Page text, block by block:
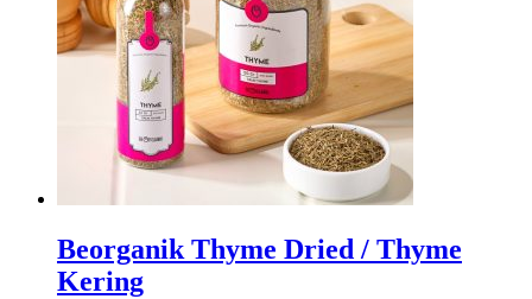
Beorganik Thyme Dried / Thyme
Kering